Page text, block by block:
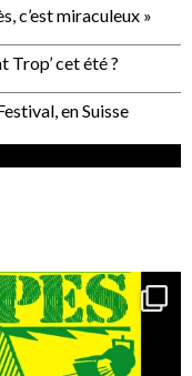
c’est miraculeux »
Trop’ cet été ?
en Suisse